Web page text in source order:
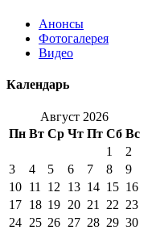
Анонсы
Фотогалерея
Видео
Календарь
Август 2026
Пн Вт Ср Чт Пт Сб Вс
1
2
3
4 5 6 7 8
9
10 11 12 13 14 15 16
17 18 19 20 21 22 23
24 25 26 27 28 29 30